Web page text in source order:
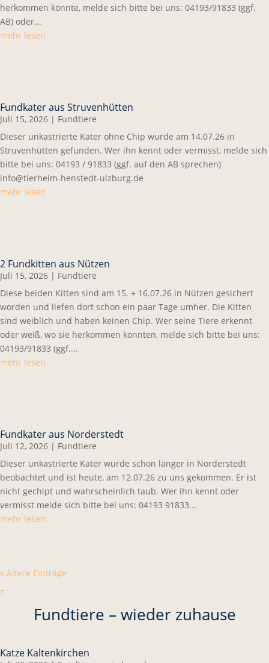
herkommen könnte, melde sich bitte bei uns: 04193/91833 (ggf.
AB) oder...
mehr lesen
Fundkater aus Struvenhütten
Juli 15, 2026 | Fundtiere
Dieser unkastrierte Kater ohne Chip wurde am 14.07.26 in
Struvenhütten gefunden. Wer ihn kennt oder vermisst, melde sich
bitte bei uns: 04193 / 91833 (ggf. auf den AB sprechen)
info@tierheim-henstedt-ulzburg.de
mehr lesen
2 Fundkitten aus Nützen
Juli 15, 2026 | Fundtiere
Diese beiden Kitten sind am 15. + 16.07.26 in Nützen gesichert
worden und liefen dort schon ein paar Tage umher. Die Kitten
sind weiblich und haben keinen Chip. Wer seine Tiere erkennt
oder weiß, wo sie herkommen könnten, melde sich bitte bei uns:
04193/91833 (ggf....
mehr lesen
Fundkater aus Norderstedt
Juli 12, 2026 | Fundtiere
Dieser unkastrierte Kater wurde schon länger in Norderstedt
beobachtet und ist heute, am 12.07.26 zu uns gekommen. Er ist
nicht gechipt und wahrscheinlich taub. Wer ihn kennt oder
vermisst melde sich bitte bei uns: 04193 91833...
mehr lesen
« Ältere Einträge
7
Fundtiere – wieder zuhause
Katze Kaltenkirchen